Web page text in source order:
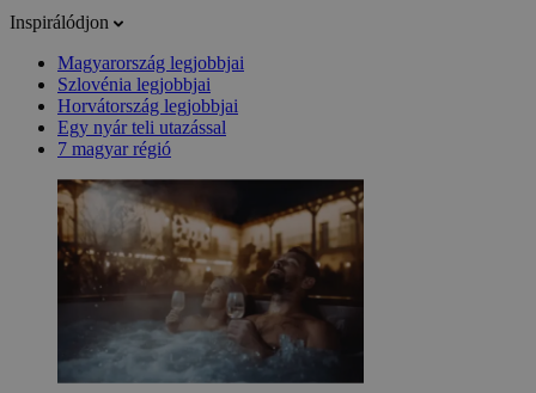
Inspirálódjon
Magyarország legjobbjai
Szlovénia legjobbjai
Horvátország legjobbjai
Egy nyár teli utazással
7 magyar régió